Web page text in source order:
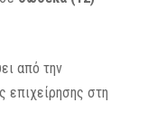
από την
επιχείρησης στη